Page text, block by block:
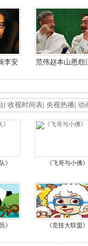
李安 范伟赵本山恩怨
收视时间表 央视热播 动
》 《飞哥与小佛》
》 《竞技大联盟》